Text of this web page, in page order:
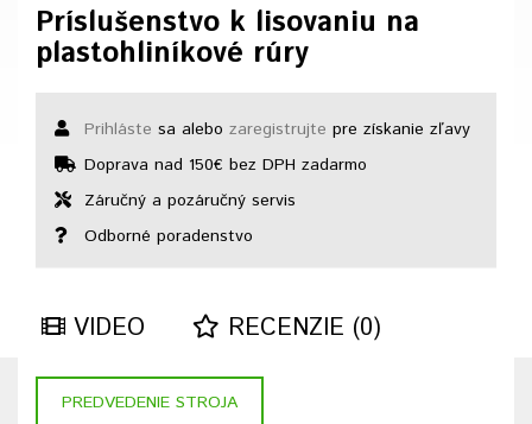
Príslušenstvo k lisovaniu na
plastohliníkové rúry
Prihláste sa alebo zaregistrujte pre získanie zľavy
Doprava nad 150€ bez DPH zadarmo
Záručný a pozáručný servis
Odborné poradenstvo
VIDEO RECENZIE (0)
PREDVEDENIE STROJA